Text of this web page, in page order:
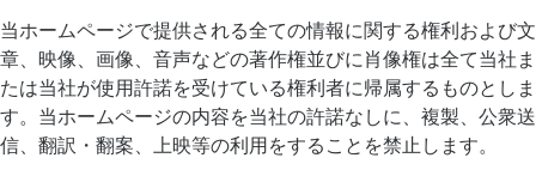
当ホームページで提供される全ての情報に関する権利および文
章、映像、画像、音声などの著作権並びに肖像権は全て当社ま
たは当社が使用許諾を受けている権利者に帰属するものとしま
す。当ホームページの内容を当社の許諾なしに、複製、公衆送
信、翻訳・翻案、上映等の利用をすることを禁止します。